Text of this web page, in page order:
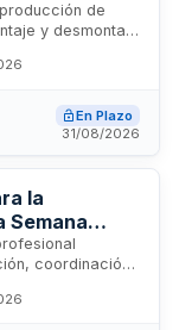
&de
y desmontaje
Feria Logistic &
10 de la
desde la
de las
En Plazo
31/08/2026
la
Semana
en Icod de
coordinación
durante
de los Vinos. El